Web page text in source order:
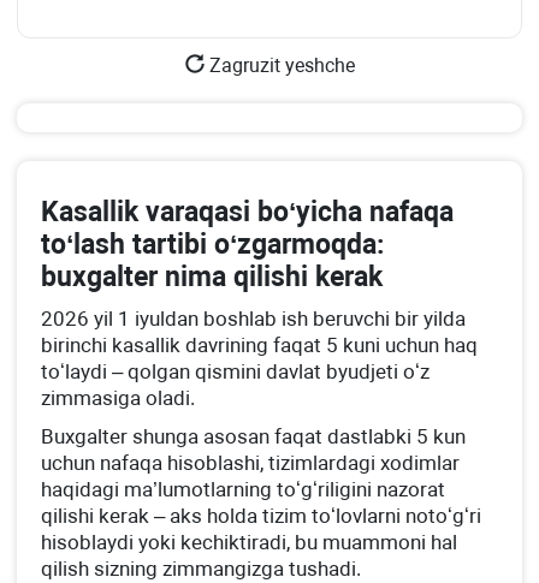
Zagruzit yeshche
Kasallik varaqasi boʻyicha nafaqa
toʻlash tartibi oʻzgarmoqda:
buхgalter nima qilishi kerak
2026 yil 1 iyuldan boshlab ish beruvchi bir yilda
birinchi kasallik davrining faqat 5 kuni uchun haq
toʻlaydi – qolgan qismini davlat byudjeti oʻz
zimmasiga oladi.
Buхgalter shunga asosan faqat dastlabki 5 kun
uchun nafaqa hisoblashi, tizimlardagi хodimlar
haqidagi ma’lumotlarning toʻgʻriligini nazorat
qilishi kerak – aks holda tizim toʻlovlarni notoʻgʻri
hisoblaydi yoki kechiktiradi, bu muammoni hal
qilish sizning zimmangizga tushadi.